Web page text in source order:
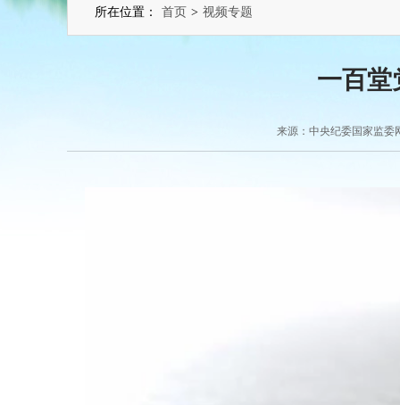
所在位置： 首页 > 视频专题
一百堂
来源：中央纪委国家监